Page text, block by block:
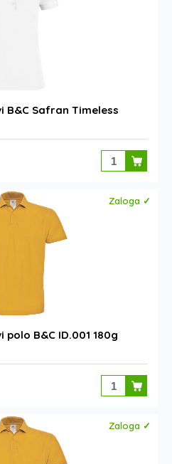
Safran Timeless
Zaloga ✓
B&C ID.001 180g
Zaloga ✓